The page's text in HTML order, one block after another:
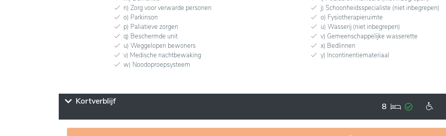
n) Zorg voor verwarde personen
o) Parkinson
p) Paliatieve zorgen
q) Beschermde unit
u) Weggelopen bewoners
v) Medische nachtbewaking
w) Noodoproepsysteem
j) Schoonheidsspecialiste (niet inbegrepen)
o) Fysiotherapieruimte
u) Wasserij (niet inbegrepen)
v) Gemeenschappelijke wasserette
x) Bedlinnen
y) Incontinentiemateriaal
Kortverblijf 8